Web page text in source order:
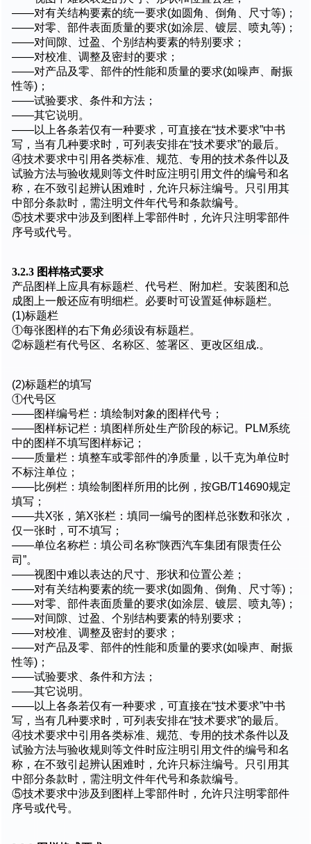
——对有关结构要素的统一要求(如圆角、倒角、尺寸等)；
——对零、部件表面质量的要求(如涂层、镀层、喷丸等)；
——对间隙、过盈、个别结构要素的特别要求；
——对校准、调整及密封的要求；
——对产品及零、部件的性能和质量的要求(如噪声、耐振
性等)；
——试验要求、条件和方法；
——其它说明。
——以上各条若仅有一种要求，可直接在“技术要求”中书
写，当有几种要求时，可列表安排在“技术要求”的最后。
④技术要求中引用各类标准、规范、专用的技术条件以及
试验方法与验收规则等文件时应注明引用文件的编号和名
称，在不致引起辨认困难时，允许只标注编号。只引用其
中部分条款时，需注明文件年代号和条款编号。
⑤技术要求中涉及到图样上零部件时，允许只注明零部件
序号或代号。
3.2.3 图样格式要求
产品图样上应具有标题栏、代号栏、附加栏。安装图和总
成图上一般还应有明细栏。必要时可设置延伸标题栏。
(1)标题栏
①每张图样的右下角必须设有标题栏。
②标题栏有代号区、名称区、签署区、更改区组成.。
(2)标题栏的填写
①代号区
——图样编号栏：填绘制对象的图样代号；
——图样标记栏：填图样所处生产阶段的标记。PLM系统
中的图样不填写图样标记；
——质量栏：填整车或零部件的净质量，以千克为单位时
不标注单位；
——比例栏：填绘制图样所用的比例，按GB/T14690规定
填写；
——共X张，第X张栏：填同一编号的图样总张数和张次，
仅一张时，可不填写；
——单位名称栏：填公司名称“陕西汽车集团有限责任公
司”。
——视图中难以表达的尺寸、形状和位置公差；
——对有关结构要素的统一要求(如圆角、倒角、尺寸等)；
——对零、部件表面质量的要求(如涂层、镀层、喷丸等)；
——对间隙、过盈、个别结构要素的特别要求；
——对校准、调整及密封的要求；
——对产品及零、部件的性能和质量的要求(如噪声、耐振
性等)；
——试验要求、条件和方法；
——其它说明。
——以上各条若仅有一种要求，可直接在“技术要求”中书
写，当有几种要求时，可列表安排在“技术要求”的最后。
④技术要求中引用各类标准、规范、专用的技术条件以及
试验方法与验收规则等文件时应注明引用文件的编号和名
称，在不致引起辨认困难时，允许只标注编号。只引用其
中部分条款时，需注明文件年代号和条款编号。
⑤技术要求中涉及到图样上零部件时，允许只注明零部件
序号或代号。